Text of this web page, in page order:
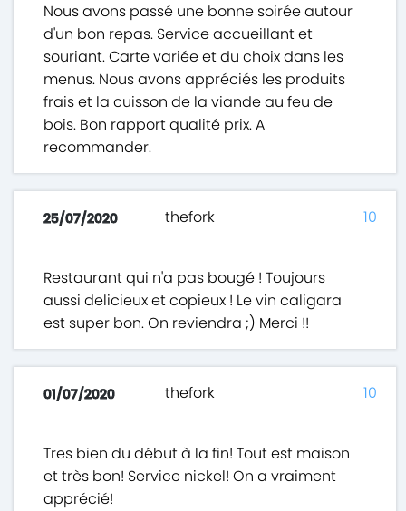
Nous avons passé une bonne soirée autour
d'un bon repas. Service accueillant et
souriant. Carte variée et du choix dans les
menus. Nous avons appréciés les produits
frais et la cuisson de la viande au feu de
bois. Bon rapport qualité prix. A
recommander.
25/07/2020 thefork
Restaurant qui n'a pas bougé ! Toujours
aussi delicieux et copieux ! Le vin caligara
est super bon. On reviendra ;) Merci !!
10
01/07/2020 thefork
Tres bien du début à la fin! Tout est maison
et très bon! Service nickel! On a vraiment
apprécié!
10